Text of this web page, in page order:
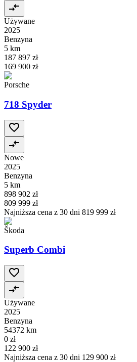
Używane
2025
Benzyna
5 km
187 897 zł
169 900 zł
Porsche
718 Spyder
Nowe
2025
Benzyna
5 km
898 902 zł
809 999 zł
Najniższa cena z 30 dni 819 999 zł
Škoda
Superb Combi
Używane
2025
Benzyna
54372 km
0 zł
122 900 zł
Najniższa cena z 30 dni 129 900 zł